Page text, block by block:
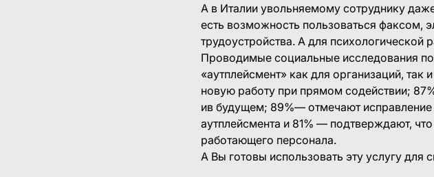
А в Италии увольняемому сотруднику
есть возможность пользоваться факсом,
трудоустройства. А для психологической
Проводимые социальные исследования
«аутплейсмент» как для организаций,
новую работу при прямом содействии;
ив будущем; 89%— отмечают
аутплейсмента и 81% — подтверждают,
работающего персонала.
А Вы готовы использовать эту услугу для